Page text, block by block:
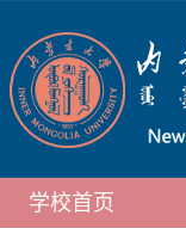
学校首页